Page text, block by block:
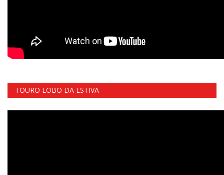
TOURO LOBO DA ESTIVA